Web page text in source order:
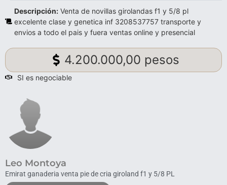
Descripción: Venta de novillas girolandas f1 y 5/8 pl
excelente clase y genetica inf 3208537757 transporte y
envios a todo el pais y fuera ventas online y presencial
4.200.000,00 pesos
SI es negociable
Leo Montoya
Emirat ganaderia venta pie de cria giroland f1 y 5/8 PL